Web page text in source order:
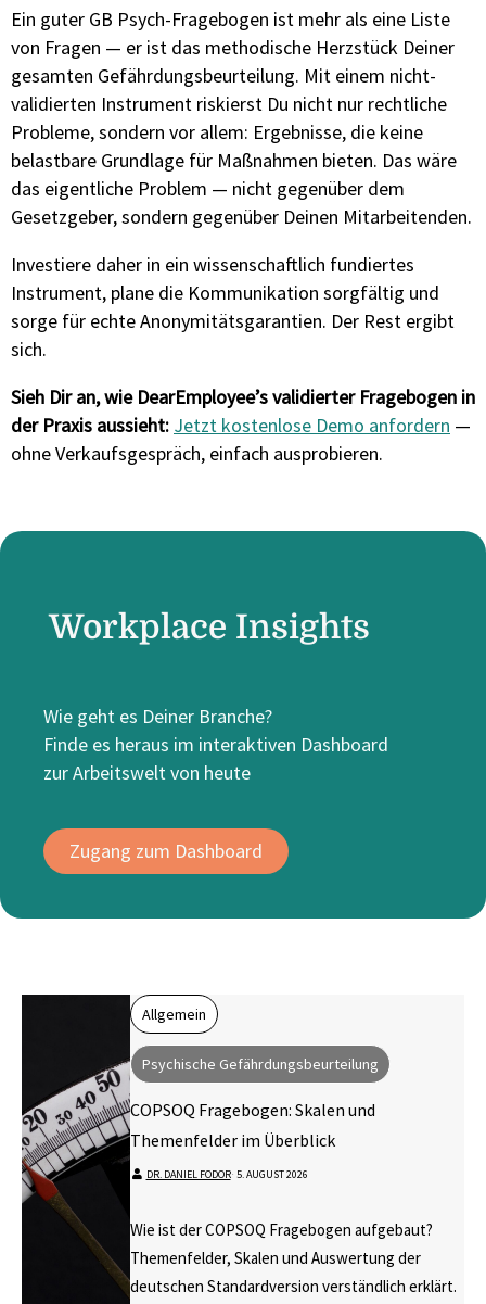
Ein guter GB Psych-Fragebogen ist mehr als eine Liste
von Fragen — er ist das methodische Herzstück Deiner
gesamten Gefährdungsbeurteilung. Mit einem nicht-
validierten Instrument riskierst Du nicht nur rechtliche
Probleme, sondern vor allem: Ergebnisse, die keine
belastbare Grundlage für Maßnahmen bieten. Das wäre
das eigentliche Problem — nicht gegenüber dem
Gesetzgeber, sondern gegenüber Deinen Mitarbeitenden.
Investiere daher in ein wissenschaftlich fundiertes
Instrument, plane die Kommunikation sorgfältig und
sorge für echte Anonymitätsgarantien. Der Rest ergibt
sich.
Sieh Dir an, wie DearEmployee’s validierter Fragebogen in
der Praxis aussieht: Jetzt kostenlose Demo anfordern —
ohne Verkaufsgespräch, einfach ausprobieren.
Workplace Insights
Wie geht es Deiner Branche?
Finde es heraus im interaktiven Dashboard
zur Arbeitswelt von heute
Zugang zum Dashboard
Allgemein
Psychische Gefährdungsbeurteilung
COPSOQ Fragebogen: Skalen und
Themenfelder im Überblick
DR. DANIEL FODOR⋅ 5. AUGUST 2026
Wie ist der COPSOQ Fragebogen aufgebaut?
Themenfelder, Skalen und Auswertung der
deutschen Standardversion verständlich erklärt.